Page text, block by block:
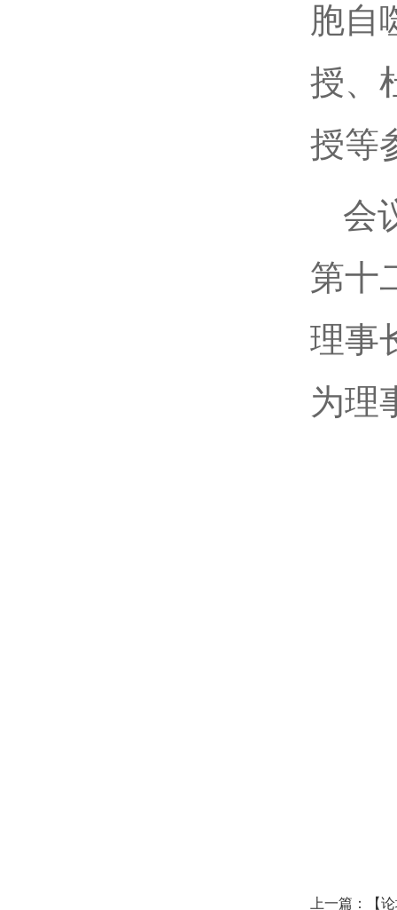
胞自
授、
授等
会
第十
理事
为理